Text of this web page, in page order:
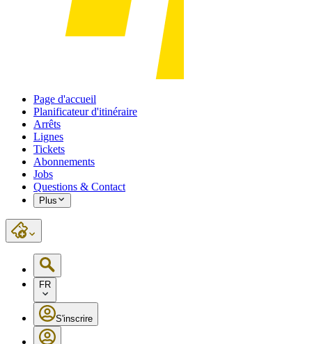
Page d'accueil
Planificateur d'itinéraire
Arrêts
Lignes
Tickets
Abonnements
Jobs
Questions & Contact
Plus
FR
S'inscrire